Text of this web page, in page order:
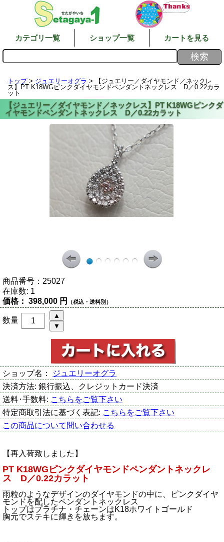
カテゴリ一覧 ショップ一覧 カートを見る
トップ> ジュエリーオグラ > 【ジュエリー／ダイヤモンド／ネックレ
ス】PT K18WGピンクダイヤモンドペンダントネックレス D／0.22カラ
ット
商品番号： 25027
在庫数: 1
価格： 398,000 円 （税込・送料別）
数量
ショップ名：
ジュエリーオグラ
決済方法: 銀行振込、クレジットカード決済
送料･手数料: こちらをご覧下さい
特定商取引法に基づく表記: こちらをご覧下さい
この商品について問い合わせる
【再入荷致しました】
PT K18WGピンクダイヤモンドペンダントネックレ
ス D／0.22カラット
雨粒のようなデザインのダイヤモンドの中に、ピンクダイヤ
モンドを配したペンダントネックレス
トップはプラチナ・チェーンはK18ホワイトゴールド
胸元でステキに輝きを放ちます。